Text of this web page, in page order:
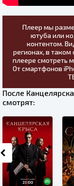
Плеер мы
ютуба или
контентом.
регионах, в
плеере смотреть
От смартфонов
После
смотрят: